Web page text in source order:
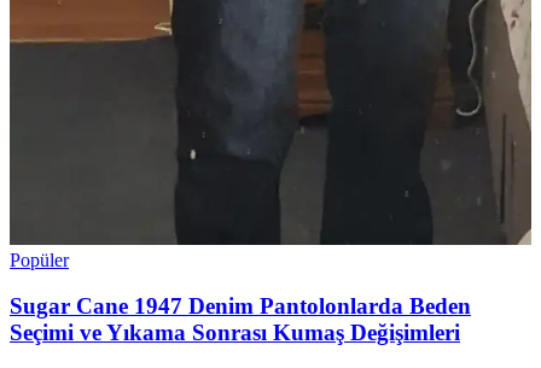
Popüler
Sugar Cane 1947 Denim Pantolonlarda Beden
Seçimi ve Yıkama Sonrası Kumaş Değişimleri